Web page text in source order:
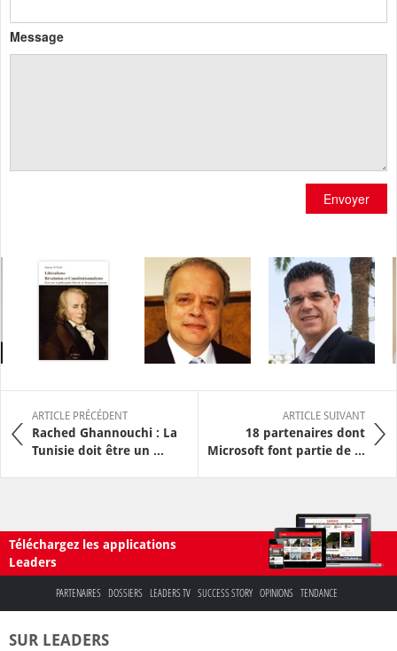
Message
Envoyer
ARTICLE PRÉCÉDENT
Rached Ghannouchi : La
Tunisie doit être un ...
ARTICLE SUIVANT
18 partenaires dont
Microsoft font partie de ...
Téléchargez les applications
Leaders
PARTENAIRES DOSSIERS LEADERS TV SUCCESS STORY OPINIONS TENDANCE
SUR LEADERS